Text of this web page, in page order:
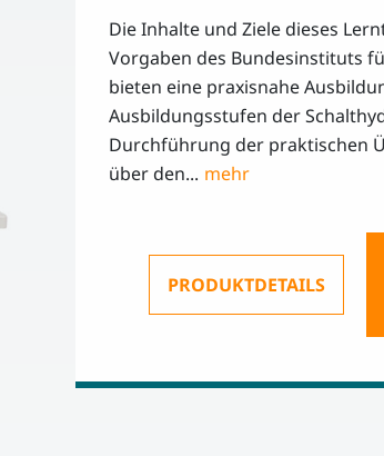
Die Inhalte und Ziele dieses
Vorgaben des Bundesinstituts
bieten eine praxisnahe
Ausbildungsstufen der
Durchführung der praktischen
über den...
PRODUKTDETAILS